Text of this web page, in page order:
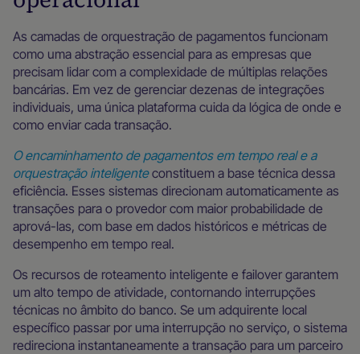
As camadas de orquestração de pagamentos funcionam
como uma abstração essencial para as empresas que
precisam lidar com a complexidade de múltiplas relações
bancárias. Em vez de gerenciar dezenas de integrações
individuais, uma única plataforma cuida da lógica de onde e
como enviar cada transação.
O encaminhamento de pagamentos em tempo real e a
orquestração inteligenteconstituem a base técnica dessa
eficiência. Esses sistemas direcionam automaticamente as
transações para o provedor com maior probabilidade de
aprová-las, com base em dados históricos e métricas de
desempenho em tempo real.
Os recursos de roteamento inteligente e failover garantem
um alto tempo de atividade, contornando interrupções
técnicas no âmbito do banco. Se um adquirente local
específico passar por uma interrupção no serviço, o sistema
redireciona instantaneamente a transação para um parceiro